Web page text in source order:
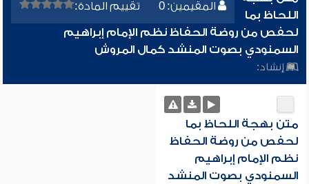
المقيمين: 0 تقييم المادة:
اللحاظ بما
لحفص من روضة الحفاظ نظم الإمام إبراهيم
السمنودي بصوت المنشد كمال المروش
إنشاد:
متن بهجة اللحاظ بما
لحفص من روضة الحفاظ
نظم الإمام إبراهيم
السمنودي بصوت المنشد